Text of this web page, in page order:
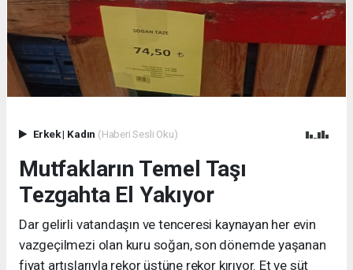
Erkek| Kadın (Haberi Sesli Oku)
Mutfakların Temel Taşı
Tezgahta El Yakıyor
Dar gelirli vatandaşın ve tenceresi kaynayan her evin
vazgeçilmezi olan kuru soğan, son dönemde yaşanan
fiyat artışlarıyla rekor üstüne rekor kırıyor. Et ve süt